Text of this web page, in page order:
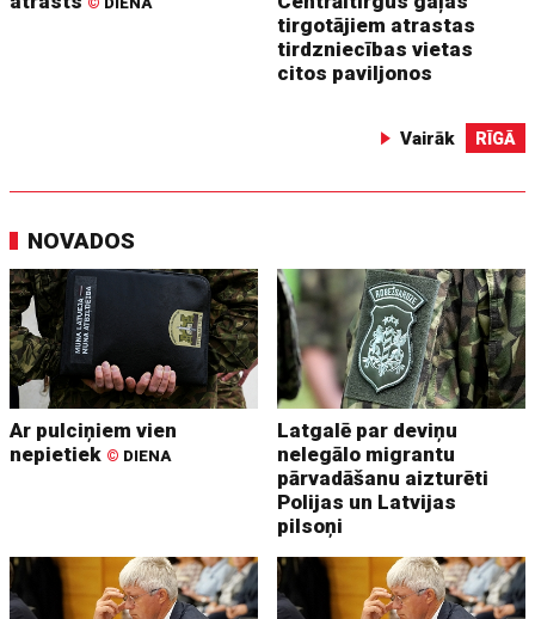
tirgotājiem atrastas
tirdzniecības vietas
citos paviljonos
Vairāk RĪGĀ
NOVADOS
Ar pulciņiem vien
nepietiek © DIENA
Latgalē par deviņu
nelegālo migrantu
pārvadāšanu aizturēti
Polijas un Latvijas
pilsoņi